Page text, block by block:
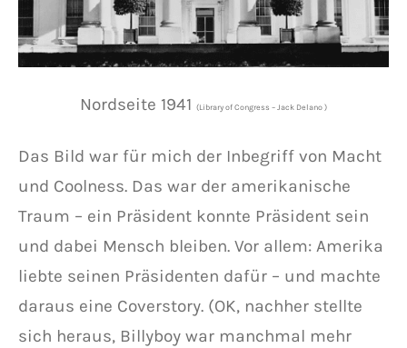
Nordseite 1941 (Library of Congress – Jack Delano )
Das Bild war für mich der Inbegriff von Macht
und Coolness. Das war der amerikanische
Traum – ein Präsident konnte Präsident sein
und dabei Mensch bleiben. Vor allem: Amerika
liebte seinen Präsidenten dafür – und machte
daraus eine Coverstory. (OK, nachher stellte
sich heraus, Billyboy war manchmal mehr